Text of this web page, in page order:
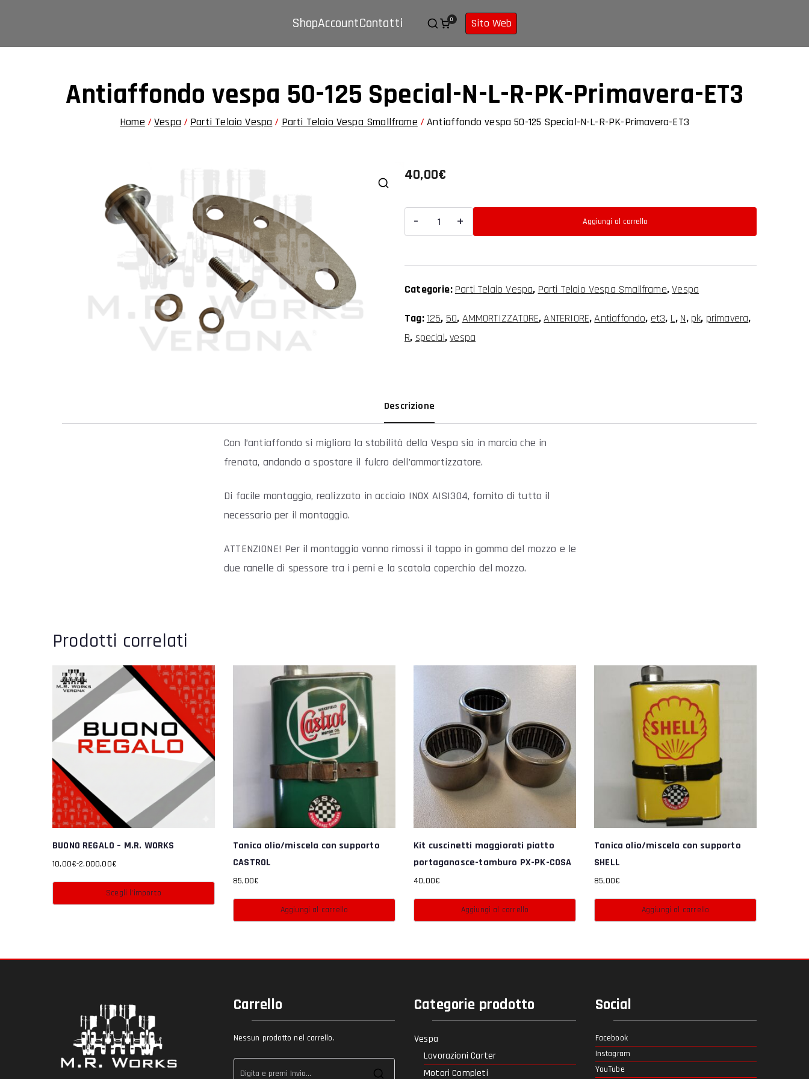
contenuto
M.R. WORKS Verona
Assistenza moto e auto
ShopAccountContatti 0 Sito Web
Antiaffondo vespa 50-125 Special-N-L-R-PK-Primavera-ET3
Home Vespa Parti Telaio Vespa Parti Telaio Vespa Smallframe Antiaffondo vespa 50-125 Special-N-L-R-PK-Primavera-ET3
40,00€
-
Antiaffondo
vespa
Special-
N-
L-
ET3
quantità
+ Aggiungi al carrello
Categorie: Parti Telaio Vespa, Parti Telaio Vespa Smallframe,Vespa
Tag:125, 50, AMMORTIZZATORE,ANTERIORE,Antiaffondo, et3, L, N, pk, primavera,
R, special,vespa
Descrizione
Con l’antiaffondo si migliora la stabilità della Vespa sia in marcia che in
frenata, andando a spostare il fulcro dell’ammortizzatore.
Di facile montaggio, realizzato in acciaio INOX AISI304, fornito di tutto il
necessario per il montaggio.
ATTENZIONE! Per il montaggio vanno rimossi il tappo in gomma del mozzo e le
due ranelle di spessore tra i perni e la scatola coperchio del mozzo.
Prodotti correlati
BUONO REGALO – M.R. WORKS
10,00€-2.000,00€
Fascia
di
prezzo:
2.000,00€
Scegli l'importo
opzioni
possono
essere
Tanica olio/miscela con supporto
CASTROL
85,00€
Aggiungi al carrello
Kit cuscinetti maggiorati piatto
portaganasce-tamburo PX-PK-COSA
40,00€
Aggiungi al carrello
Tanica olio/miscela con supporto
SHELL
85,00€
Aggiungi al carrello
Carrello
Nessun prodotto nel carrello.
Categorie prodotto
Vespa
Lavorazioni Carter
Motori Completi
Social
Facebook
Instagram
YouTube